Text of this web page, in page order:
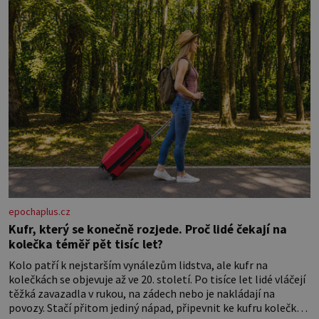
vlákno na výplň – 2 knoflíky – 0,5 m
jednostranně nalepovacího […]
epochaplus.cz
Kufr, který se konečně rozjede. Proč lidé čekají na
kolečka téměř pět tisíc let?
Kolo patří k nejstarším vynálezům lidstva, ale kufr na
kolečkách se objevuje až ve 20. století. Po tisíce let lidé vláčejí
těžká zavazadla v rukou, na zádech nebo je nakládají na
povozy. Stačí přitom jediný nápad, připevnit ke kufru kolečka.